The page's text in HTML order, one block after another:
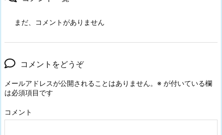
まだ、コメントがありません
コメントをどうぞ
メールアドレスが公開されることはありません。 ※ が付いている欄
は必須項目です
コメント